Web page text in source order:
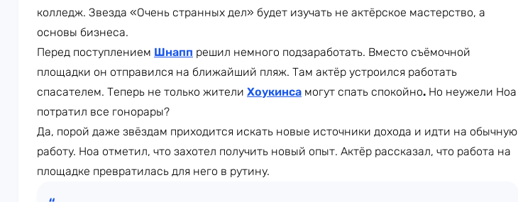
колледж. Звезда «Очень странных дел» будет изучать не актёрское мастерство, а
основы бизнеса.
Перед поступлением Шнапп решил немного подзаработать. Вместо съёмочной
площадки он отправился на ближайший пляж. Там актёр устроился работать
спасателем. Теперь не только жители Хоукинса могут спать спокойно. Но неужели Ноа
потратил все гонорары?
Да, порой даже звёздам приходится искать новые источники дохода и идти на обычную
работу. Ноа отметил, что захотел получить новый опыт. Актёр рассказал, что работа на
площадке превратилась для него в рутину.